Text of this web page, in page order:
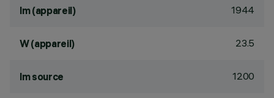
lm (appareil) 1944
W (appareil) 23.5
lm source 1200